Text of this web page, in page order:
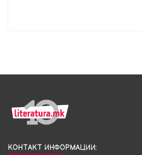
КОНТАКТ ИНФОРМАЦИИ: